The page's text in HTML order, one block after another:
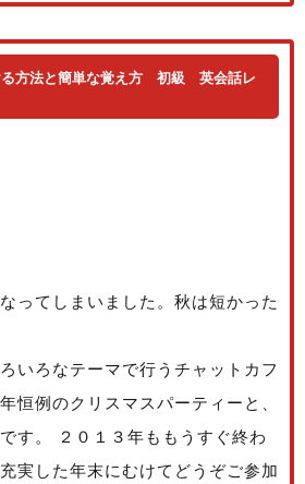
る方法と簡単な覚え方 初級 英会話レ
ってしまいました。秋は短かった
いろなテーマで行うチャットカフ
恒例のクリスマスパーティーと、
す。 ２０１３年ももうすぐ終わ
実した年末にむけてどうぞご参加